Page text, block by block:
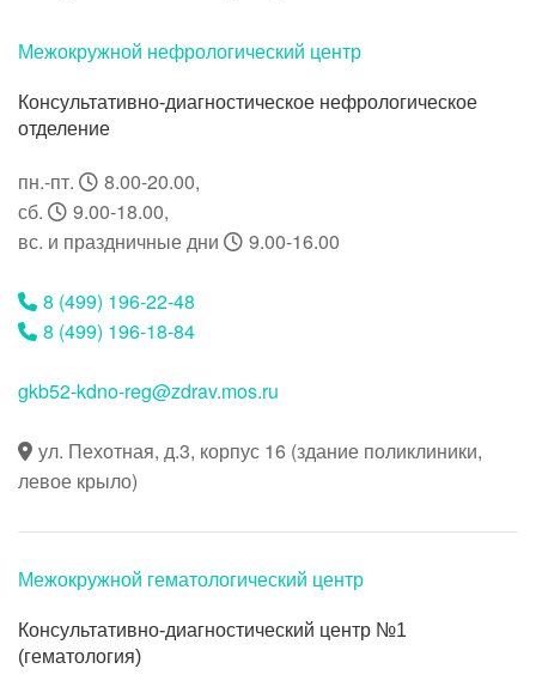
Межокружной нефрологический центр
Консультативно-диагностическое нефрологическое
отделение
пн.-пт. 8.00-20.00,
сб.
9.00-18.00,
вс. и праздничные дни
9.00-16.00
8 (499) 196-22-48
8 (499) 196-18-84
gkb52-kdno-reg@zdrav.mos.ru
ул. Пехотная, д.3, корпус 16 (здание поликлиники,
левое крыло)
Межокружной гематологический центр
Консультативно-диагностический центр №1
(гематология)